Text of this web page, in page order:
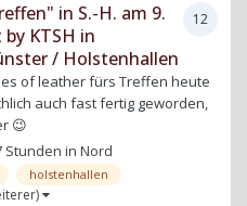
12
in S.-H. am 9.
KTSH in
/ Holstenhallen
of leather fürs Treffen heute
auch fast fertig geworden,
😉
Stunden inNord
holstenhallen